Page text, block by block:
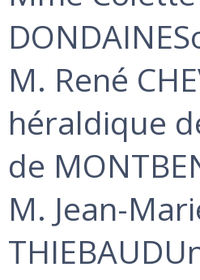
M. René
héraldique
de
M. Jean-